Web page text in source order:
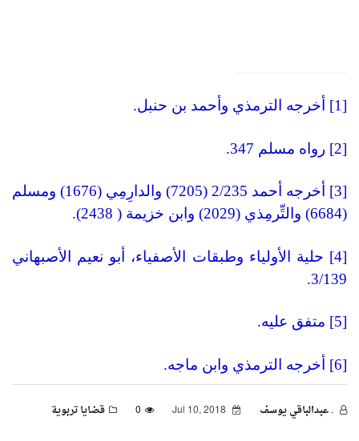
[1] أخرجه الترمذي وأحمد بن حنبل.
[2] رواه مسلم 347.
[3] أخرجه أحمد 2/235 (7205) والدارِمِي (1676) ومسلم
(6684) والتِّرمِذي (2029) وابن خزيمة ( 2438).
[4] حلية الأولياء وطبقات الأصفياء، أبو نعيم الأصبهاني
3/139.
[5] متفق عليه.
[6] أخرجه الترمذي وابن ماجه.
. عبدالباقي يوسف 0 قضايا تربوية